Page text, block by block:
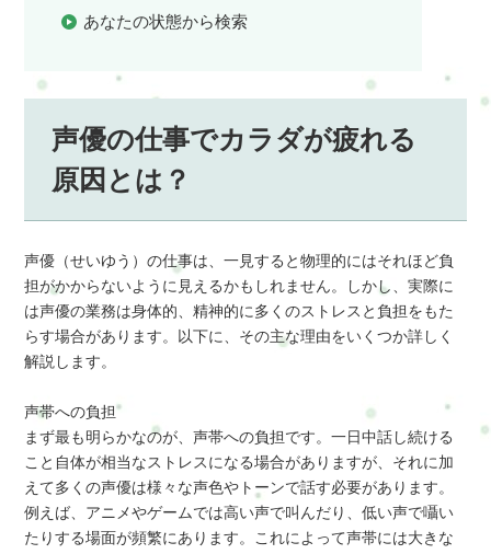
あなたの状態から検索
声優の仕事でカラダが疲れる
原因とは？
声優（せいゆう）の仕事は、一見すると物理的にはそれほど負
担がかからないように見えるかもしれません。しかし、実際に
は声優の業務は身体的、精神的に多くのストレスと負担をもた
らす場合があります。以下に、その主な理由をいくつか詳しく
解説します。
声帯への負担
まず最も明らかなのが、声帯への負担です。一日中話し続ける
こと自体が相当なストレスになる場合がありますが、それに加
えて多くの声優は様々な声色やトーンで話す必要があります。
例えば、アニメやゲームでは高い声で叫んだり、低い声で囁い
たりする場面が頻繁にあります。これによって声帯には大きな